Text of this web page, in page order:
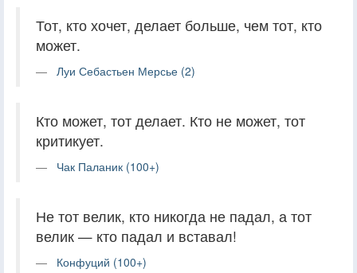
Тот, кто хочет, делает больше, чем тот, кто
может.
Луи Себастьен Мерсье (2)
Кто может, тот делает. Кто не может, тот
критикует.
Чак Паланик (100+)
Не тот велик, кто никогда не падал, а тот
велик — кто падал и вставал!
Конфуций (100+)